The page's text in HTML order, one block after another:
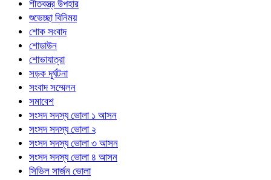
শীতবস্ত্র উপহার
শুভেচ্ছা বিনিময়
শোক সংবাদ
শোডাউন
শোভাযাত্রা
সড়ক দূর্ঘটনা
সংবাদ সম্মেলন
সমাবেশ
সংসদ সদস্য ভোলা ১ আসন
সংসদ সদস্য ভোলা ২
সংসদ সদস্য ভোলা ৩ আসন
সংসদ সদস্য ভোলা ৪ আসন
সিভিল সার্জন ভোলা